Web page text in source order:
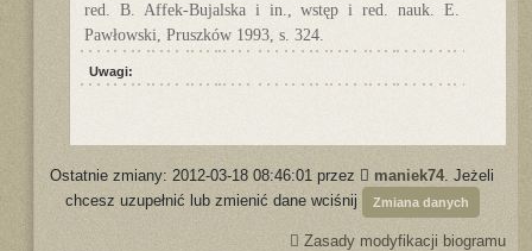
red. B. Affek-Bujalska i in., wstęp i red. nauk. E.
Pawłowski, Pruszków 1993, s. 324.
Uwagi:
Ostatnie zmiany: 2012-03-18 08:46:01 przez maniek74. Jeżeli
chcesz uzupełnić lub zmienić dane wciśnij
Zmiana danych
Zasady modyfikacji biogramu